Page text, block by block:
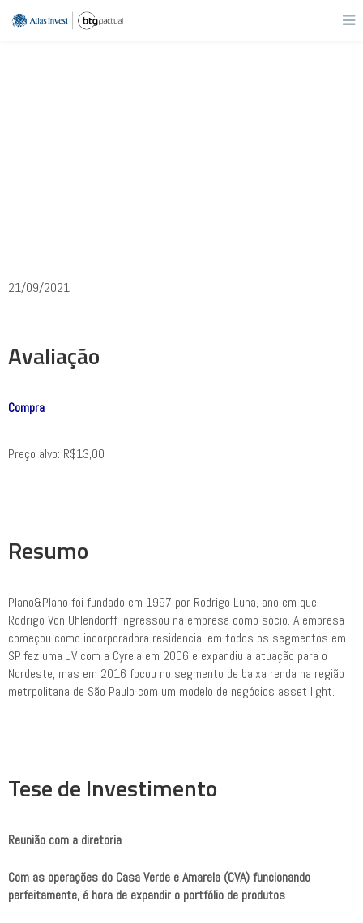
21/09/2021
Avaliação
Compra
Preço alvo: R$13,00
Resumo
Plano&Plano foi fundado em 1997 por Rodrigo Luna, ano em que
Rodrigo Von Uhlendorff ingressou na empresa como sócio. A empresa
começou como incorporadora residencial em todos os segmentos em
SP, fez uma JV com a Cyrela em 2006 e expandiu a atuação para o
Nordeste, mas em 2016 focou no segmento de baixa renda na região
metrpolitana de São Paulo com um modelo de negócios asset light.
Tese de Investimento
Reunião com a diretoria
Com as operações do Casa Verde e Amarela (CVA) funcionando
perfeitamente, é hora de expandir o portfólio de produtos